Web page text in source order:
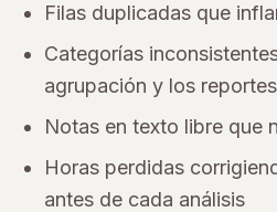
Filas duplicadas que
Categorías
agrupación y los reportes
Notas en texto libre que
Horas perdidas
antes de cada análisis